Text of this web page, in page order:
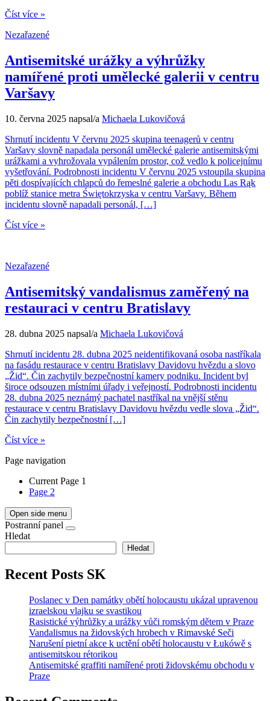
Číst více »
Nezařazené
Antisemitské urážky a výhrůžky
namířené proti umělecké galerii v centru
Varšavy
10. června 2025 napsal/a Michaela Lukovičová
Shrnutí incidentu V červnu 2025 skupina teenagerů v centru
Varšavy slovně napadala personál umělecké galerie antisemitskými
urážkami a vyhrožovala vypálením prostor, což vedlo k policejnímu
vyšetřování. Podrobnosti incidentu V červnu 2025 vstoupila skupina
pěti dospívajících chlapců do řemeslné galerie a obchodu Las Rąk
poblíž stanice metra Świętokrzyska v centru Varšavy. Během
incidentu slovně napadali personál, […]
Číst více »
Nezařazené
Antisemitský vandalismus zaměřený na
restauraci v centru Bratislavy
28. dubna 2025 napsal/a Michaela Lukovičová
Shrnutí incidentu 28. dubna 2025 neidentifikovaná osoba nastříkala
na fasádu restaurace v centru Bratislavy Davidovu hvězdu a slovo
„Žid“. Čin zachytily bezpečnostní kamery podniku. Incident byl
široce odsouzen místními úřady i veřejností. Podrobnosti incidentu
28. dubna 2025 neznámý pachatel nastříkal na vnější stěnu
restaurace v centru Bratislavy Davidovu hvězdu vedle slova „Žid“.
Čin zachytily bezpečnostní […]
Číst více »
Page navigation
Current Page 1
Page 2
Open side menu
Postranní panel
Hledat
Hledat
Recent Posts SK
Poslanec v Den památky obětí holocaustu ukázal upravenou
izraelskou vlajku se svastikou
Rasistické výhrůžky a urážky vůči romským dětem v Praze
Vandalismus na židovských hrobech v Rimavské Seči
Narušení pietní akce k uctění obětí holocaustu v Łukówě s
antisemitskou rétorikou
Antisemitské graffiti namířené proti židovskému obchodu v
Praze